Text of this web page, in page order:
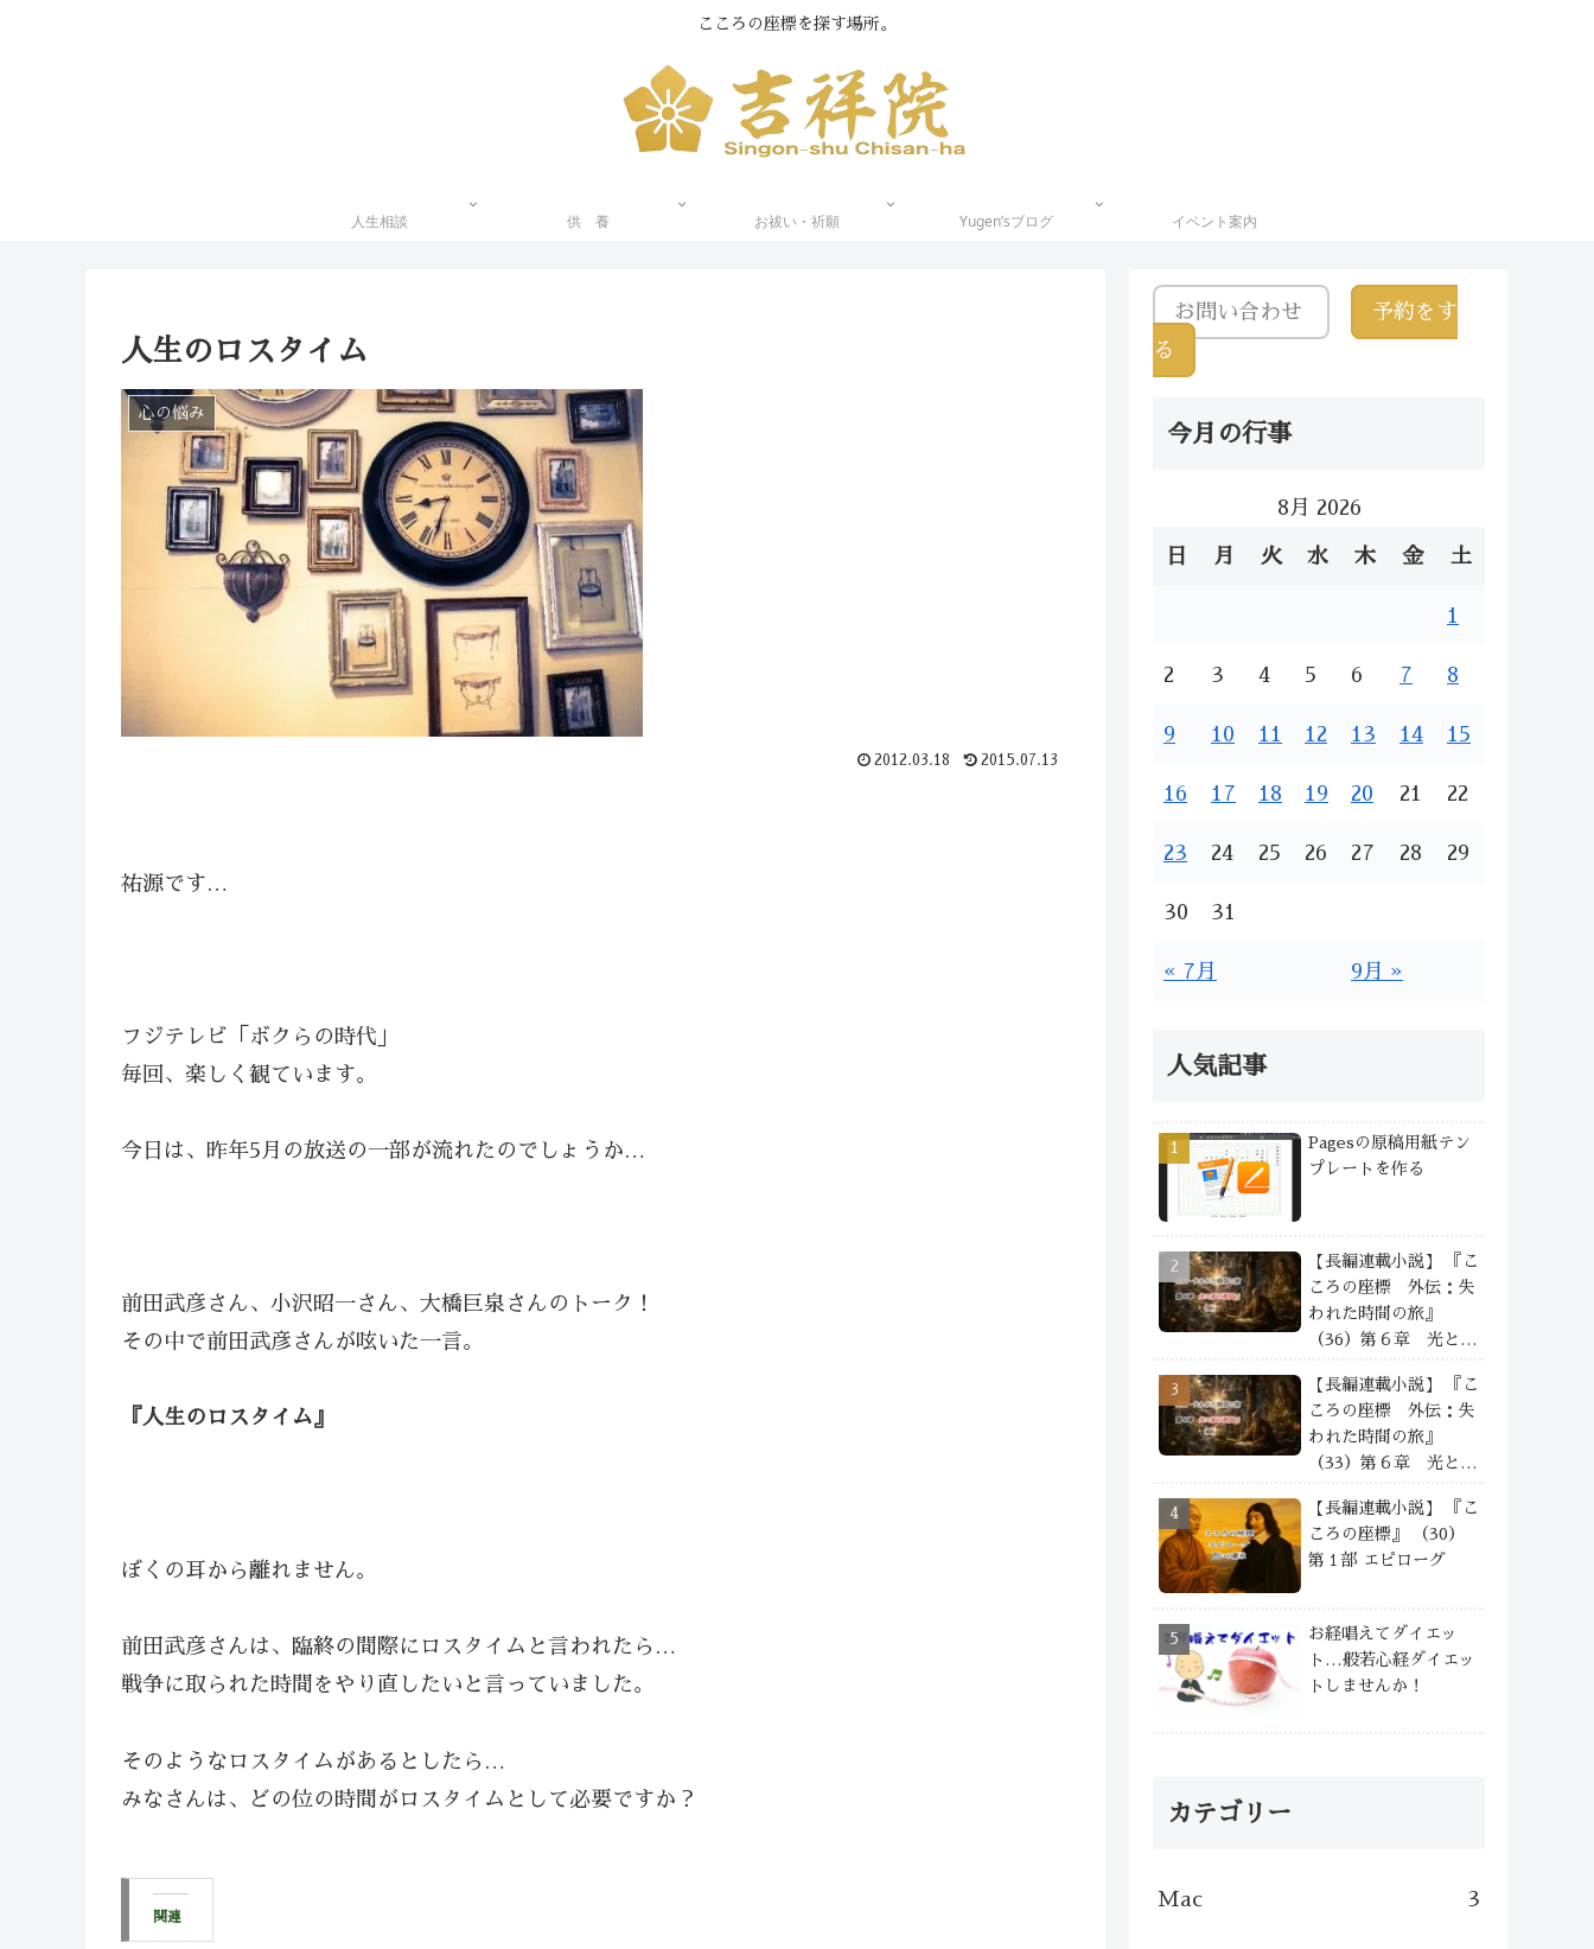
こころの座標を探す場所。
人生相談 供 養 お祓い・祈願 Yugen’sブログ イベント案内
人生のロスタイム
心の悩み
2012.03.18 2015.07.13
祐源です…
フジテレビ「ボクらの時代」
毎回、楽しく観ています。
今日は、昨年5月の放送の一部が流れたのでしょうか…
前田武彦さん、小沢昭一さん、大橋巨泉さんのトーク！
その中で前田武彦さんが呟いた一言。
『人生のロスタイム』
ぼくの耳から離れません。
前田武彦さんは、臨終の間際にロスタイムと言われたら…
戦争に取られた時間をやり直したいと言っていました。
そのようなロスタイムがあるとしたら…
みなさんは、どの位の時間がロスタイムとして必要ですか？
関連
お問い合わせ
予約をす
る
今月の行事
8月 2026
日 月 火 水 木 金 土
1
2 3 4 5 6 7 8
9 10 11 12 13 14 15
16 17 18 19 20 21 22
23 24 25 26 27 28 29
30 31
« 7月 9月 »
人気記事
Pagesの原稿用紙テン
プレートを作る
【長編連載小説】 『こ
ころの座標 外伝：失
われた時間の旅』
（36）第６章 光と影
【長編連載小説】 『こ
ころの座標 外伝：失
われた時間の旅』
（33）第６章 光と影
【長編連載小説】 『こ
ころの座標』 （30）
第１部 エピローグ
お経唱えてダイエッ
ト…般若心経ダイエッ
トしませんか！
カテゴリー
Mac 3